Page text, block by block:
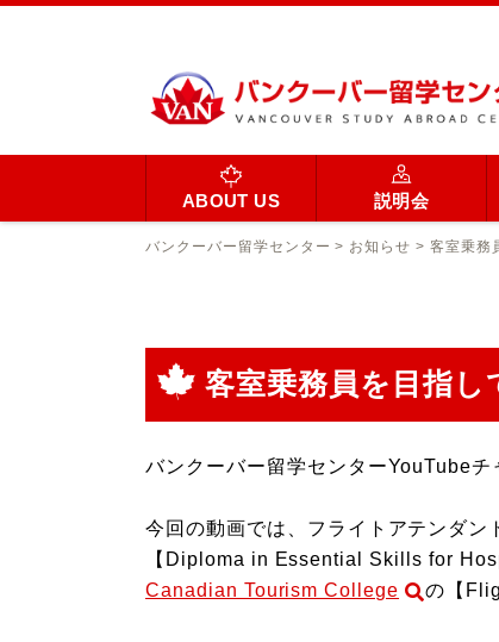
ABOUT US 説明会
バンクーバー留学センター > お知らせ >客室乗務
客室乗務員を目指し
バンクーバー留学センターYouTubeチ
今回の動画では、フライトアテンダ
【Diploma in Essential Skills for
Canadian Tourism College
の【